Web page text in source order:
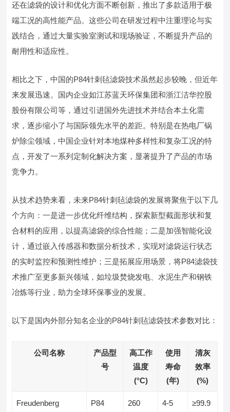
还在滤袋的设计和优化方面不断创新，推出了多款适用于极
端工况的高性能产品。这些公司在研发过程中注重理论与实
践结合，通过大量实验室测试和现场验证，不断提升产品的
耐用性和适应性。
相比之下，中国的P84针刺毡滤袋技术虽然起步较晚，但近年
来发展迅速。国内企业如江苏蓝天环保集团和浙江洁华控股
股份有限公司等，通过引进国外先进技术并结合本土化需
求，逐步缩小了与国际领先水平的差距。特别是在热电厂锅
炉除尘领域，中国企业针对本地煤种多样性和复杂工况的特
点，开发了一系列定制化解决方案，显著提升了产品的市场
竞争力。
从技术趋势来看，未来P84针刺毡滤袋的发展将聚焦于以下几
个方向：一是进一步优化纤维结构，探索新型截面形状和复
合材料的应用，以提高滤袋的综合性能；二是加强智能化设
计，通过嵌入传感器和数据分析技术，实现对滤袋运行状态
的实时监控和预测性维护；三是拓展应用场景，将P84滤袋技
术推广至更多新兴领域，如垃圾焚烧发电、水泥生产和钢铁
冶炼等行业，助力全球环保事业的发展。
以下是国内外部分知名企业的P84针刺毡滤袋技术参数对比：
公司名称
产品型
号
高工作
温度
(°C)
使用
寿命
(年)
清灰
效率
(%)
Freudenberg
P84
260 4-5 ≥99.9